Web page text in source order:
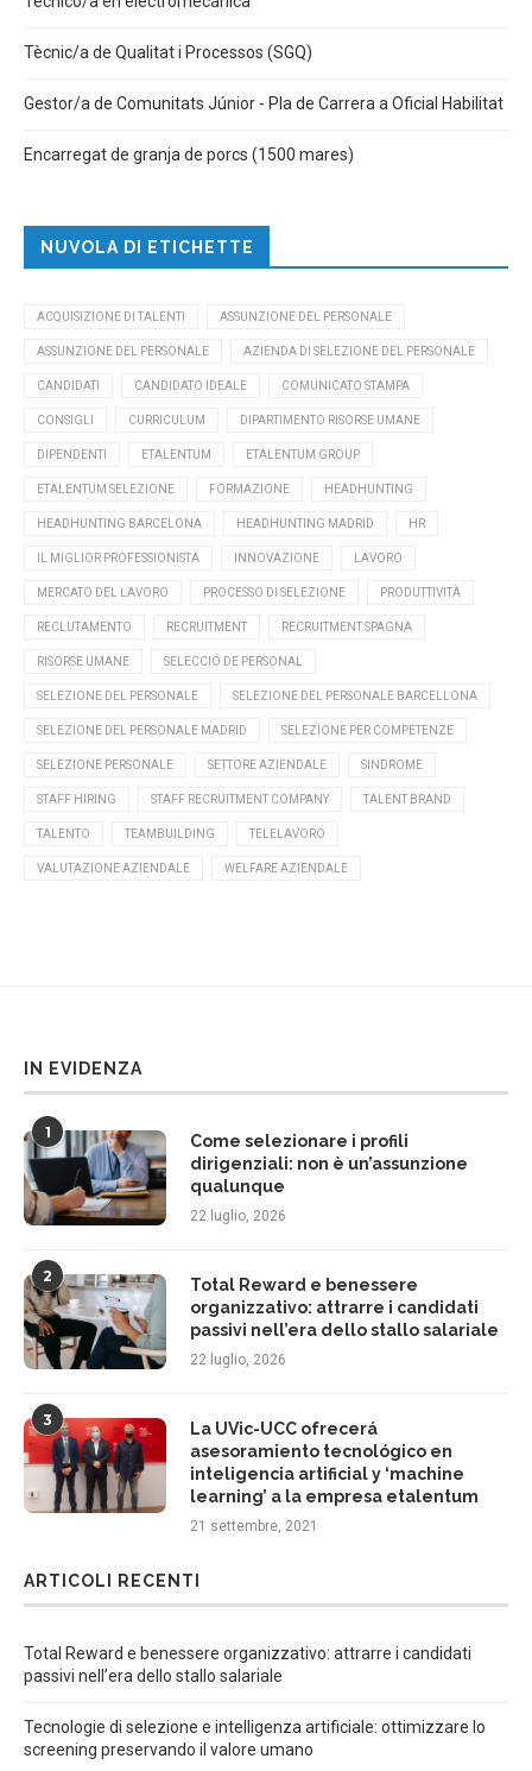
Tècnic/a de Qualitat i Processos (SGQ)
Gestor/a de Comunitats Júnior - Pla de Carrera a Oficial Habilitat
Encarregat de granja de porcs (1500 mares)
NUVOLA DI ETICHETTE
ACQUISIZIONE DI TALENTI ASSUNZIONE DEL PERSONALE
ASSUNZIONE DEL PERSONALE AZIENDA DI SELEZIONE DEL PERSONALE
CANDIDATI CANDIDATO IDEALE COMUNICATO STAMPA
CONSIGLI CURRICULUM DIPARTIMENTO RISORSE UMANE
DIPENDENTI ETALENTUM ETALENTUM GROUP
ETALENTUM SELEZIONE FORMAZIONE HEADHUNTING
HEADHUNTING BARCELONA HEADHUNTING MADRID HR
IL MIGLIOR PROFESSIONISTA INNOVAZIONE LAVORO
MERCATO DEL LAVORO PROCESSO DI SELEZIONE PRODUTTIVITÀ
RECLUTAMENTO RECRUITMENT RECRUITMENT SPAGNA
RISORSE UMANE SELECCIÓ DE PERSONAL
SELEZIONE DEL PERSONALE SELEZIONE DEL PERSONALE BARCELLONA
SELEZIONE DEL PERSONALE MADRID SELEZIONE PER COMPETENZE
SELEZIONE PERSONALE SETTORE AZIENDALE SINDROME
STAFF HIRING STAFF RECRUITMENT COMPANY TALENT BRAND
TALENTO TEAMBUILDING TELELAVORO
VALUTAZIONE AZIENDALE WELFARE AZIENDALE
IN EVIDENZA
1
Come selezionare i profili
dirigenziali: non è un’assunzione
qualunque
22 luglio, 2026
2
Total Reward e benessere
organizzativo: attrarre i candidati
passivi nell’era dello stallo salariale
22 luglio, 2026
3
La UVic-UCC ofrecerá
asesoramiento tecnológico en
inteligencia artificial y ‘machine
learning’ a la empresa etalentum
21 settembre, 2021
ARTICOLI RECENTI
Total Reward e benessere organizzativo: attrarre i candidati
passivi nell’era dello stallo salariale
Tecnologie di selezione e intelligenza artificiale: ottimizzare lo
screening preservando il valore umano